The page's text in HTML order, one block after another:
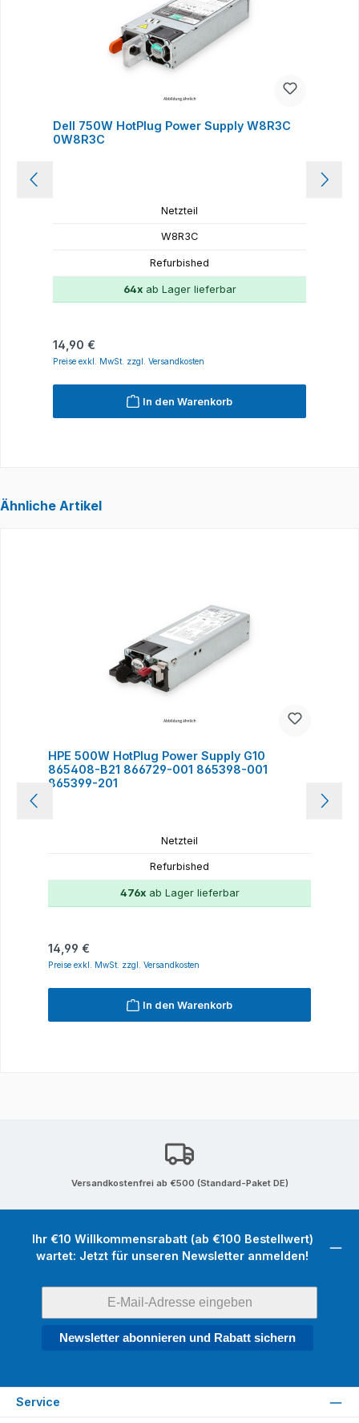
Dell 750W HotPlug Power Supply W8R3C
0W8R3C
Netzteil
W8R3C
Refurbished
64xab Lager lieferbar
Regulärer Preis:
14,90 €
Preise exkl. MwSt. zzgl. Versandkosten
In den Warenkorb
Ähnliche Artikel
HPE 500W HotPlug Power Supply G10
865408-B21 866729-001 865398-001
865399-201
Netzteil
Refurbished
476xab Lager lieferbar
Regulärer Preis:
14,99 €
Preise exkl. MwSt. zzgl. Versandkosten
In den Warenkorb
Versandkostenfrei ab €500 (Standard-Paket DE)
Ihr €10 Willkommensrabatt (ab €100 Bestellwert)
wartet: Jetzt für unseren Newsletter anmelden!
Newsletter abonnieren und Rabatt sichern
Service